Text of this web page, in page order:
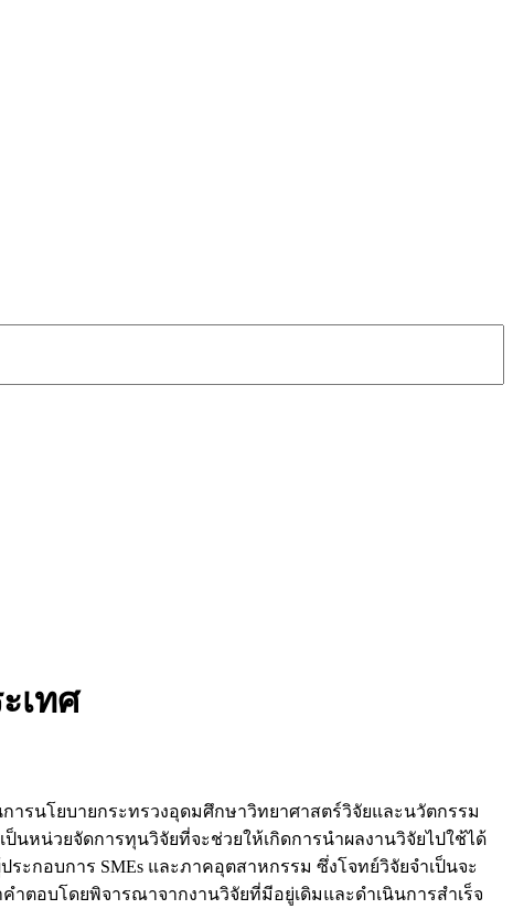
เทศ
รนโยบายกระทรวงอุดมศึกษาวิทยาศาสตร์วิจัยและนวัตกรรม
นหน่วยจัดการทุนวิจัยที่จะช่วยให้เกิดการนำผลงานวิจัยไปใช้ได้
กอบการ SMEs และภาคอุตสาหกรรม ซึ่งโจทย์วิจัยจำเป็นจะ
ำตอบโดยพิจารณาจากงานวิจัยที่มีอยู่เดิมและดำเนินการสำเร็จ